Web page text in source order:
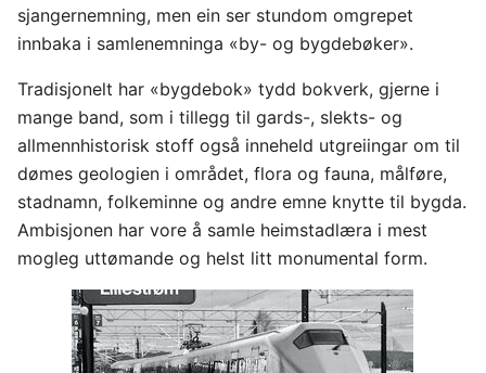
sjangernemning, men ein ser stundom omgrepet
innbaka i samlenemninga «by- og bygdebøker».
Tradisjonelt har «bygdebok» tydd bokverk, gjerne i
mange band, som i tillegg til gards-, slekts- og
allmennhistorisk stoff også inneheld utgreiingar om til
dømes geologien i området, flora og fauna, målføre,
stadnamn, folkeminne og andre emne knytte til bygda.
Ambisjonen har vore å samle heimstadlæra i mest
mogleg uttømande og helst litt monumental form.